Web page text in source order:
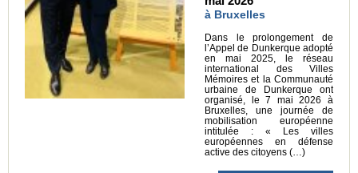
à Bruxelles
Dans le prolongement de
l’Appel de Dunkerque adopté
en mai 2025, le réseau
international des Villes
Mémoires et la Communauté
urbaine de Dunkerque ont
organisé, le 7 mai 2026 à
Bruxelles, une journée de
mobilisation européenne
intitulée : « Les villes
européennes en défense
active des citoyens (…)